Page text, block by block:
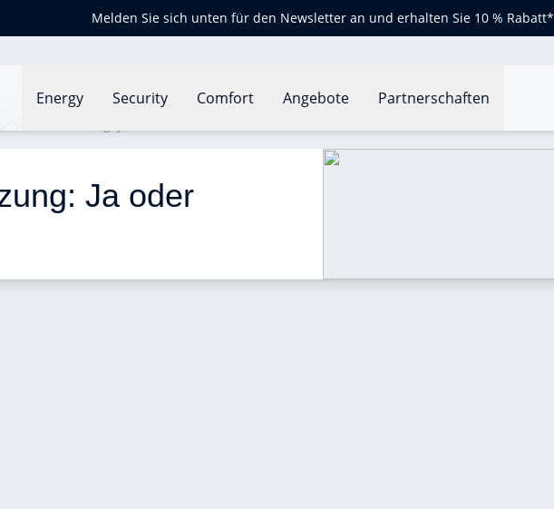
Melden Sie sich unten für den Newsletter an und erhalten Sie 10 % Rabatt*
Energy Security Comfort Angebote Partnerschaften
Ja oder